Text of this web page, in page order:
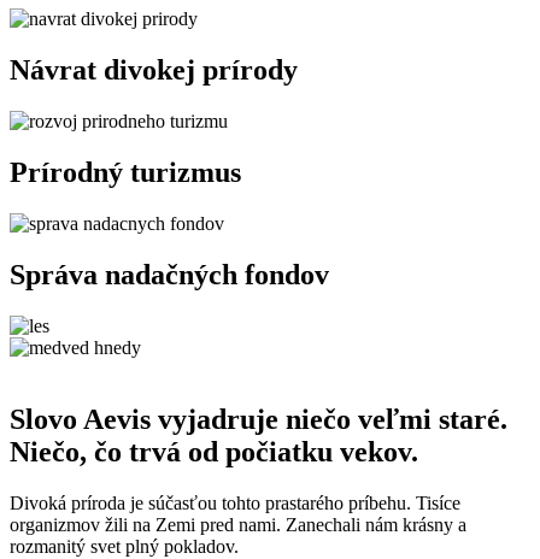
Návrat divokej prírody
Prírodný turizmus
Správa nadačných fondov
Slovo Aevis vyjadruje niečo veľmi staré.
Niečo, čo trvá od počiatku vekov.
Divoká príroda je súčasťou tohto prastarého príbehu. Tisíce
organizmov žili na Zemi pred nami. Zanechali nám krásny a
rozmanitý svet plný pokladov.